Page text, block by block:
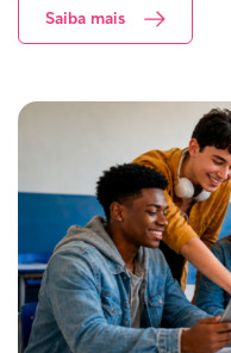
Saiba mais